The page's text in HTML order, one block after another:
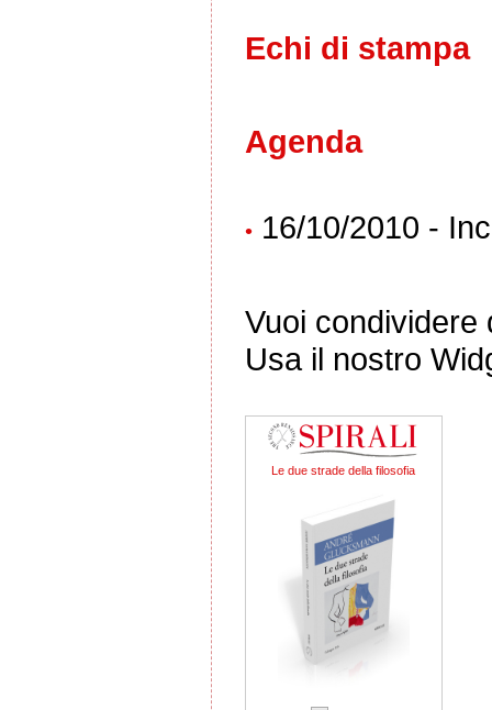
Echi di stampa
Agenda
• 16/10/2010 -
Vuoi condividere
Usa il nostro
Le due strade della filosofia